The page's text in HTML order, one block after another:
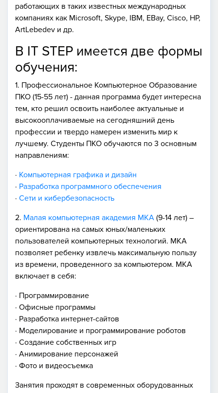
работающих в таких известных международных
компаниях как Microsoft, Skype, IBM, EBay, Cisco, HP,
ArtLebedev и др.
В IT STEP имеется две формы
обучения:
1. Профессиональное Компьютерное Образование
ПКО (15-55 лет) - данная программа будет интересна
тем, кто решил освоить наиболее актуальные и
высокооплачиваемые на сегодняшний день
профессии и твердо намерен изменить мир к
лучшему. Студенты ПКО обучаются по 3 основным
направлениям:
· Компьютерная графика и дизайн
· Разработка программного обеспечения
· Сети и кибербезопасность
2. Малая компьютерная академия МКА (9-14 лет) –
ориентирована на самых юных/маленьких
пользователей компьютерных технологий. МКА
позволяет ребенку извлечь максимальную пользу
из времени, проведенного за компьютером. МКА
включает в себя:
· Программирование
· Офисные программы
· Разработка интернет-сайтов
· Моделирование и программирование роботов
· Создание собственных игр
· Анимирование персонажей
· Фото и видеосъемка
Занятия проходят в современных оборудованных